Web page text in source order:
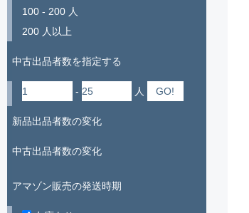
100 - 200 人
200 人以上
中古出品者数を指定する
- 人
新品出品者数の変化
中古出品者数の変化
アマゾン販売の発送時期